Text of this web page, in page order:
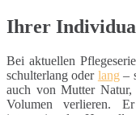
Ihrer
Bei aktuellen
schulterlang oder lang –
auch von Mutter
Volumen verlieren.